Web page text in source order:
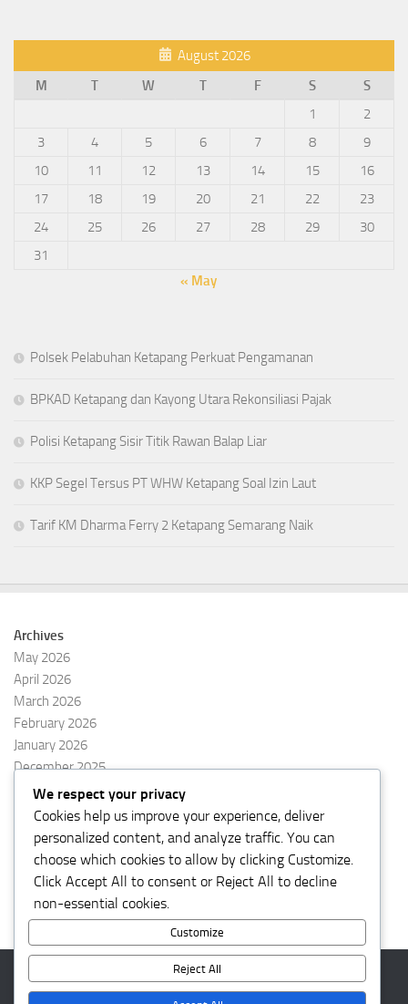
August 2026
M
T W T F S
S
1
2
3
4 5 6 7 8
9
10
11 12 13 14 15
16
17
18 19 20 21 22
23
24
25 26 27 28 29
30
31
« May
Polsek Pelabuhan Ketapang Perkuat Pengamanan
BPKAD Ketapang dan Kayong Utara Rekonsiliasi Pajak
Polisi Ketapang Sisir Titik Rawan Balap Liar
KKP Segel Tersus PT WHW Ketapang Soal Izin Laut
Tarif KM Dharma Ferry 2 Ketapang Semarang Naik
Archives
May 2026
April 2026
March 2026
February 2026
January 2026
December 2025
November 2025
October 2025
September 2025
August 2025
We respect your privacy
Cookies help us improve your experience, deliver
personalized content, and analyze traffic. You can
choose which cookies to allow by clicking Customize
Click Accept All to consent or Reject All to decline
non-essential cookies.
Customize
Reject All